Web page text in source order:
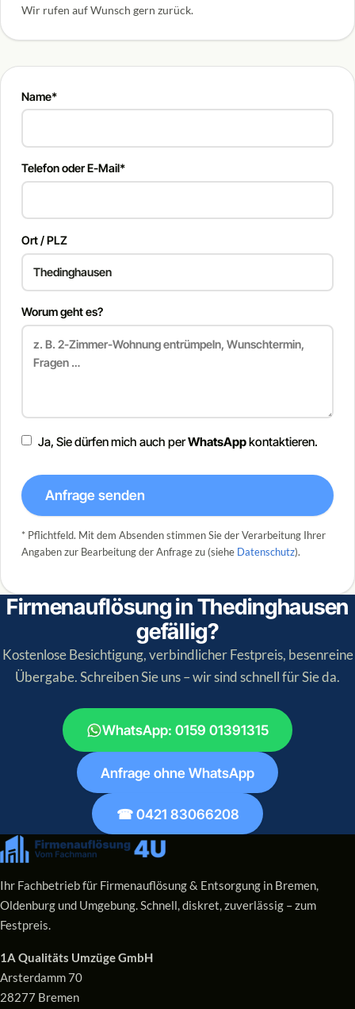
Wir rufen auf Wunsch gern zurück.
Name*
Telefon oder E-Mail*
Ort / PLZ
Worum geht es?
Ja, Sie dürfen mich auch perWhatsAppkontaktieren.
Anfrage senden
* Pflichtfeld. Mit dem Absenden stimmen Sie der Verarbeitung Ihrer
Angaben zur Bearbeitung der Anfrage zu (siehe Datenschutz).
Firmenauflösung in Thedinghausen
gefällig?
Kostenlose Besichtigung, verbindlicher Festpreis, besenreine
Übergabe. Schreiben Sie uns – wir sind schnell für Sie da.
WhatsApp: 0159 01391315
Anfrage ohne WhatsApp
☎ 0421 83066208
Ihr Fachbetrieb für Firmenauflösung & Entsorgung in Bremen,
Oldenburg und Umgebung. Schnell, diskret, zuverlässig – zum
Festpreis.
1A Qualitäts Umzüge GmbH
Arsterdamm 70
28277 Bremen